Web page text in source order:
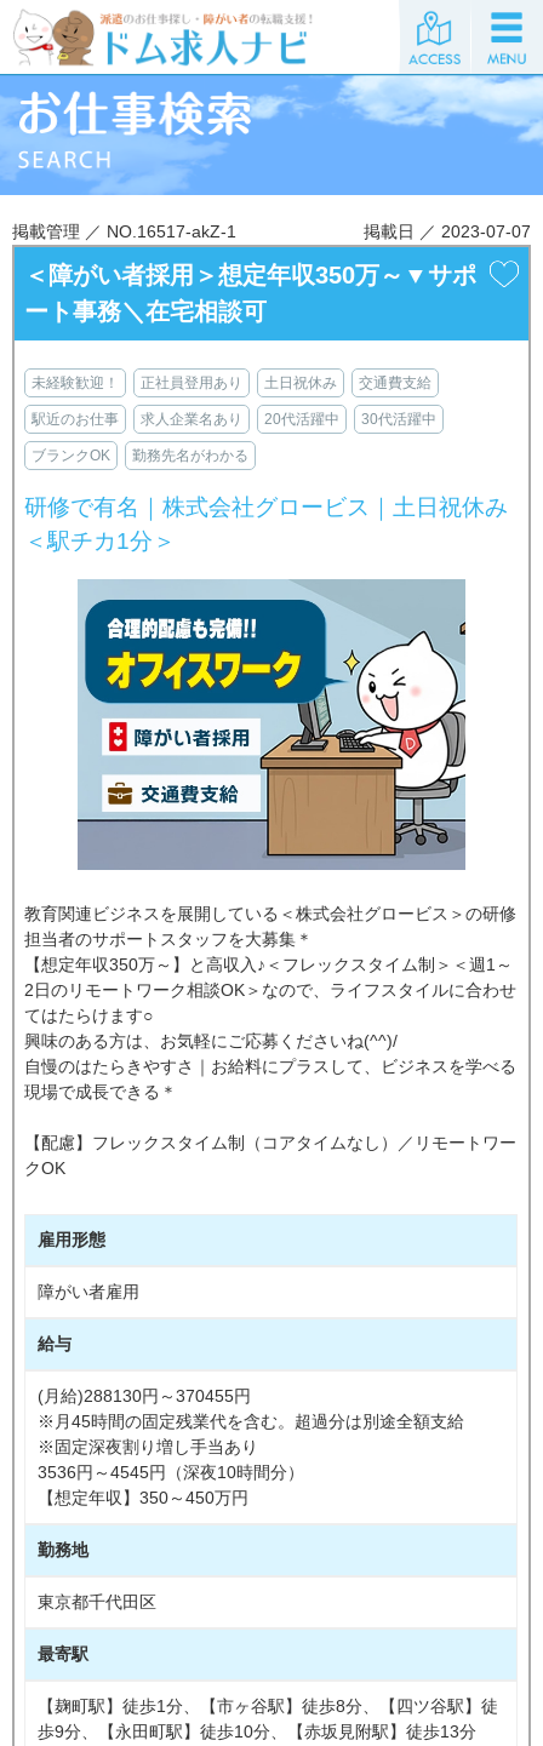
掲載管理 ／ NO.16517-akZ-1 掲載日 ／ 2023-07-07
＜障がい者採用＞想定年収350万～▼サポ
ート事務＼在宅相談可
未経験歓迎！ 正社員登用あり 土日祝休み 交通費支給
駅近のお仕事 求人企業名あり 20代活躍中 30代活躍中
ブランクOK 勤務先名がわかる
研修で有名｜株式会社グロービス｜土日祝休み
＜駅チカ1分＞
教育関連ビジネスを展開している＜株式会社グロービス＞の研修
担当者のサポートスタッフを大募集＊
【想定年収350万～】と高収入♪＜フレックスタイム制＞＜週1～
2日のリモートワーク相談OK＞なので、ライフスタイルに合わせ
てはたらけます○
興味のある方は、お気軽にご応募くださいね(^^)/
自慢のはたらきやすさ｜お給料にプラスして、ビジネスを学べる
現場で成長できる＊
【配慮】フレックスタイム制（コアタイムなし）／リモートワー
クOK
雇用形態
障がい者雇用
給与
(月給)288130円～370455円
※月45時間の固定残業代を含む。超過分は別途全額支給
※固定深夜割り増し手当あり
3536円～4545円（深夜10時間分）
【想定年収】350～450万円
勤務地
東京都千代田区
最寄駅
【麹町駅】徒歩1分、【市ヶ谷駅】徒歩8分、【四ツ谷駅】徒
歩9分、【永田町駅】徒歩10分、【赤坂見附駅】徒歩13分